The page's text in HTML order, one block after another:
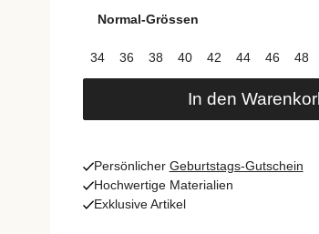
Normal-Grössen
34 36 38 40 42 44 46 48
In den
Persönlicher Geburtstags-Gutschein
Hochwertige Materialien
Exklusive Artikel